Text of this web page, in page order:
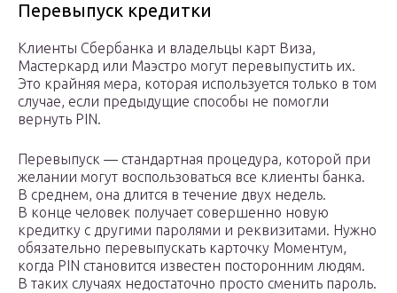
Перевыпуск кредитки
Клиенты Сбербанка и владельцы карт Виза,
Мастеркард или Маэстро могут перевыпустить их.
Это крайняя мера, которая используется только в том
случае, если предыдущие способы не помогли
вернуть PIN.
Перевыпуск — стандартная процедура, которой при
желании могут воспользоваться все клиенты банка.
В среднем, она длится в течение двух недель.
В конце человек получает совершенно новую
кредитку с другими паролями и реквизитами. Нужно
обязательно перевыпускать карточку Моментум,
когда PIN становится известен посторонним людям.
В таких случаях недостаточно просто сменить пароль.